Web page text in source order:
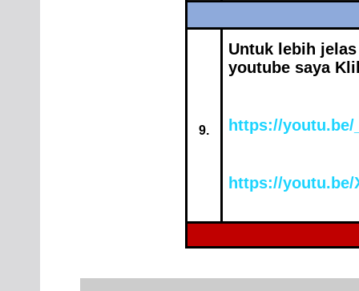
9.
Untuk lebih
youtube saya
https://youtu.be/
https://youtu.be/